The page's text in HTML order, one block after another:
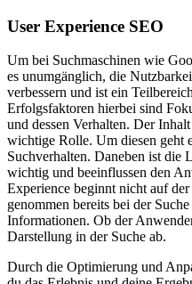
User Experience SEO
Um bei Suchmaschinen wie
es unumgänglich, die
verbessern und ist ein
Erfolgsfaktoren hierbei sind
und dessen Verhalten. Der
wichtige Rolle. Um diesen geht
Suchverhalten. Daneben ist die
wichtig und beeinflussen den
Experience beginnt nicht auf der
genommen bereits bei der
Informationen. Ob der
Darstellung in der Suche ab.
Durch die Optimierung und